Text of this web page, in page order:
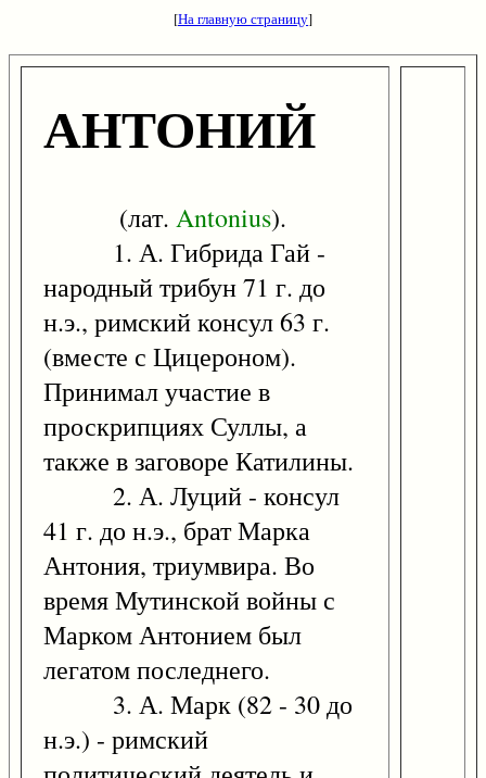
[На главную страницу]
АНТОНИЙ
(лат. Antonius).
1. А. Гибрида Гай -
народный трибун 71 г. до
н.э., римский консул 63 г.
(вместе с Цицероном).
Принимал участие в
проскрипциях Суллы, а
также в заговоре Катилины.
2. А. Луций - консул
41 г. до н.э., брат Марка
Антония, триумвира. Во
время Мутинской войны с
Марком Антонием был
легатом последнего.
3. А. Марк (82 - 30 до
н.э.) - римский